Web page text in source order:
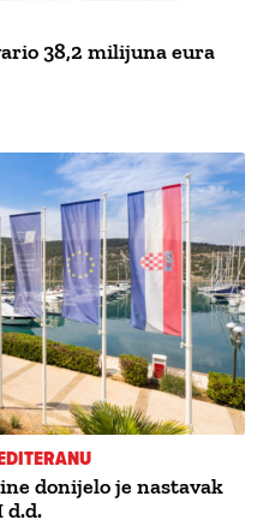
38,2 milijuna eura
donijelo je nastavak
d.d.